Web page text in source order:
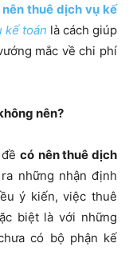
thuê dịch vụ kế
kế toán là cách giúp
mắc về chi phí
nên?
có nên thuê dịch
những nhận định
ý kiến, việc thuê
biệt là với những
có bộ phận kế